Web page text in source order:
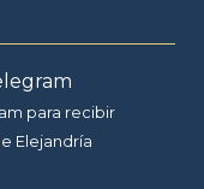
para recibir
Elejandría